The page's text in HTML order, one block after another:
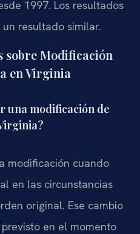
1997. Los resultados
resultado similar.
sobre Modificación
en Virginia
una modificación de
modificación cuando
en las circunstancias
original. Ese cambio
en el momento